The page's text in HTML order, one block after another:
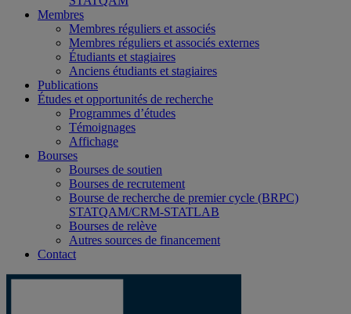
Membres
Membres réguliers et associés
Membres réguliers et associés externes
Étudiants et stagiaires
Anciens étudiants et stagiaires
Publications
Études et opportunités de recherche
Programmes d’études
Témoignages
Affichage
Bourses
Bourses de soutien
Bourses de recrutement
Bourse de recherche de premier cycle (BRPC)
STATQAM/CRM-STATLAB
Bourses de relève
Autres sources de financement
Contact